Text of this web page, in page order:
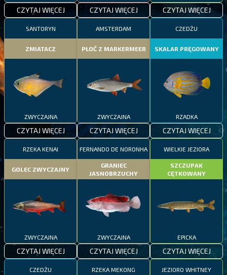
CZYTAJ WIĘCEJ CZYTAJ WIĘCEJ CZYTAJ WIĘCEJ
SANTORYN
ZMIATACZ
ZWYCZAJNA
CZYTAJ WIĘCEJ
AMSTERDAM
PŁOĆ Z MARKERMEER
ZWYCZAJNA
CZYTAJ WIĘCEJ
CZEDŻU
SKALAR PRĘGOWANY
RZADKA
CZYTAJ WIĘCEJ
RZEKA KENAI
GOLEC ZWYCZAJNY
ZWYCZAJNA
CZYTAJ WIĘCEJ
FERNANDO DE NORONHA
GRANIEC
JASNOBRZUCHY
ZWYCZAJNA
CZYTAJ WIĘCEJ
WIELKIE JEZIORA
SZCZUPAK
CĘTKOWANY
EPICKA
CZYTAJ WIĘCEJ
CZEDŻU RZEKA MEKONG JEZIORO WHITNEY